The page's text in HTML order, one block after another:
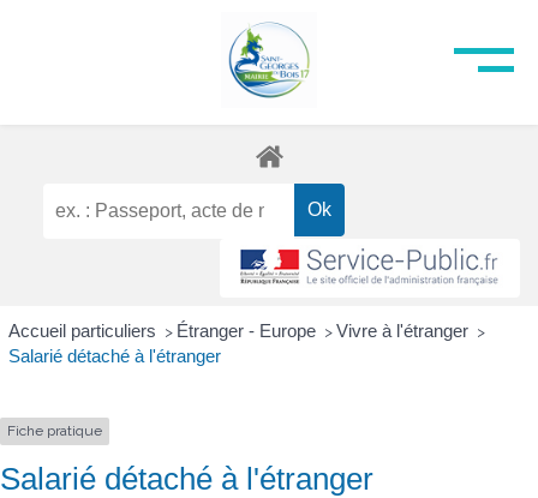
Accueil particuliers > Étranger - Europe > Vivre à l'étranger >
Salarié détaché à l'étranger
Fiche pratique
Salarié détaché à l'étranger